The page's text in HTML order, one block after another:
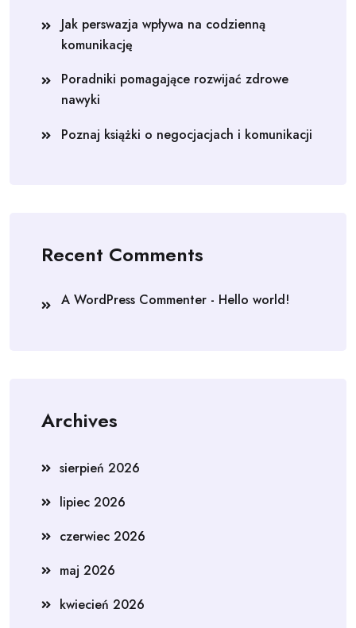
Jak perswazja wpływa na codzienną
komunikację
Poradniki pomagające rozwijać zdrowe
nawyki
Poznaj książki o negocjacjach i komunikacji
Recent Comments
A WordPress Commenter - Hello world!
Archives
sierpień 2026
lipiec 2026
czerwiec 2026
maj 2026
kwiecień 2026